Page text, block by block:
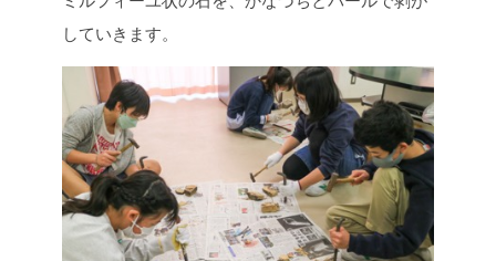
していきます。